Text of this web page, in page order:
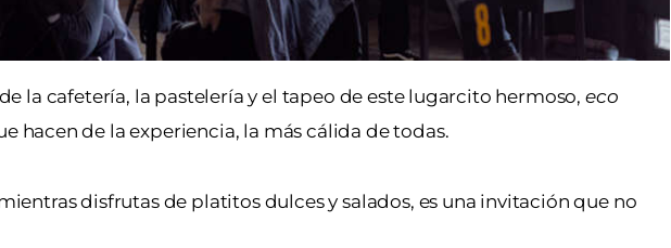
la cafetería, la pastelería y el tapeo de este lugarcito hermoso, eco
hacen de la experiencia, la más cálida de todas.
disfrutas de platitos dulces y salados, es una invitación que no